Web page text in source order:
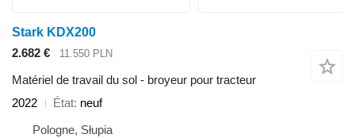
Stark KDX200
2.682 €
11.550 PLN
Matériel de travail du sol - broyeur pour tracteur
2022
État neuf
Pologne, Słupia